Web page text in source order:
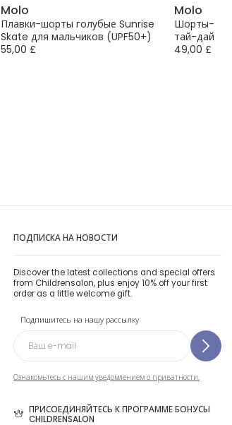
Molo
Плавки-шорты голубые Sunrise
Skate для мальчиков (UPF50+)
55,00 £
Molo
Шорты-
тай-дай
49,00 £
ПОДПИСКА НА НОВОСТИ
Discover the latest collections and special offers
from Childrensalon, plus enjoy 10% off your first
order as a little welcome gift.
Подпишитесь на нашу рассылку
Ознакомьтесь с нашим уведомлением о приватности.
ПРИСОЕДИНЯЙТЕСЬ К ПРОГРАММЕ БОНУСЫ
CHILDRENSALON